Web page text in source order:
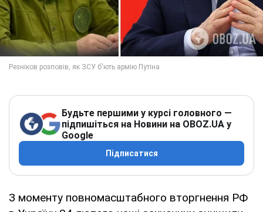
Будьте першими у курсі головного —
підпишіться на Новини на OBOZ.UA у
Google
Підписатися
З моменту повномасштабного вторгнення РФ